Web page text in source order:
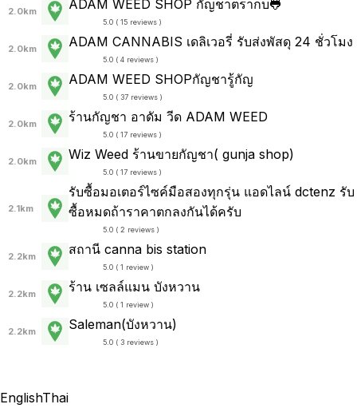
2.0km ADAM WEED SHOP กัญชาตรากบ🐸
5.0 ( 15 reviews )
2.0km ADAM CANNABIS เดลิเวอรี่ รับส่งพัสดุ 24 ชั่วโมง
5.0 ( 4 reviews )
2.0km ADAM WEED SHOPกัญชารู้กัญ
5.0 ( 37 reviews )
2.0km ร้านกัญชา อาดัม วีด ADAM WEED
5.0 ( 17 reviews )
2.0km Wiz Weed ร้านขายกัญชา( gunja shop)
5.0 ( 17 reviews )
2.1km
รับซื้อมอเตอร์ไซค์มือสองทุกรุ่น แอดไลน์ dctenz รับ
ซื้อหมดถ้าราคาตกลงกันได้ครับ
5.0 ( 2 reviews )
2.2km สถานี canna bis station
5.0 ( 1 review )
2.2km ร้าน เซลล์แมน บังหวาน
5.0 ( 1 review )
2.2km Saleman(บังหวาน)
5.0 ( 3 reviews )
EnglishThai